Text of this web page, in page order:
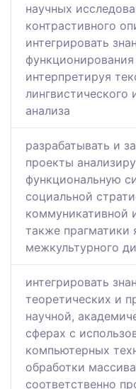
научных
контрастивного
интегрировать
интерпретируя
лингвистического
анализа
разрабатывать и
проекты
функциональную
социальной
коммуникативной
также прагматики
межкультурного
интегрировать
теоретических и
научной,
сферах с
компьютерных
обработки
соответственно